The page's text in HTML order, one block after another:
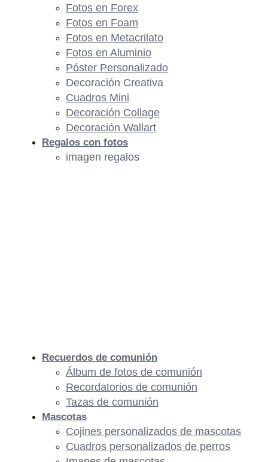
Fotos en Forex
Fotos en Foam
Fotos en Metacrilato
Fotos en Aluminio
Póster Personalizado
Decoración Creativa
Cuadros Mini
Decoración Collage
Decoración Wallart
Regalos con fotos
imagen regalos
Recuerdos de comunión
Álbum de fotos de comunión
Recordatorios de comunión
Tazas de comunión
Mascotas
Cojines personalizados de mascotas
Cuadros personalizados de perros